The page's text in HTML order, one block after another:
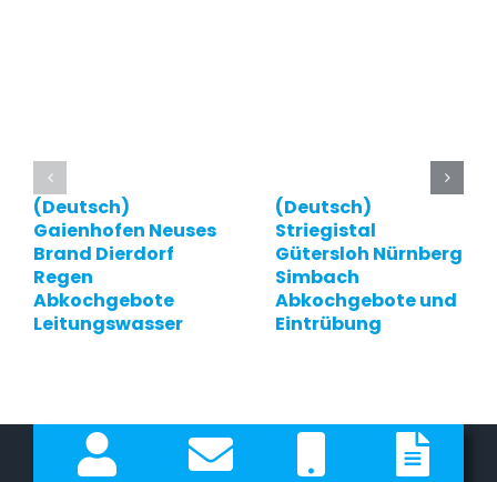
(Deutsch)
Gaienhofen Neuses
Brand Dierdorf
Regen
Abkochgebote
Leitungswasser
(Deutsch)
Striegistal
Gütersloh Nürnberg
Simbach
Abkochgebote und
Eintrübung